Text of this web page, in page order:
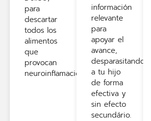
para
descartar
todos los
alimentos
que
provocan
neuroinflamación
información
relevante
para
apoyar el
avance,
desparasitando
a tu hijo
de forma
efectiva y
sin efecto
secundário.